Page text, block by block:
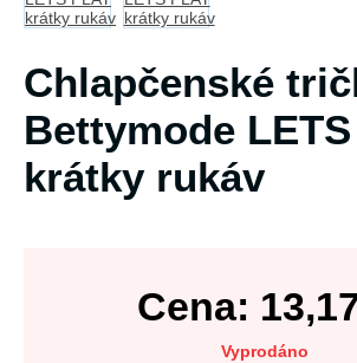
Chlapčenské
Bettymode
krátky rukáv
Cena:
Vyprodáno